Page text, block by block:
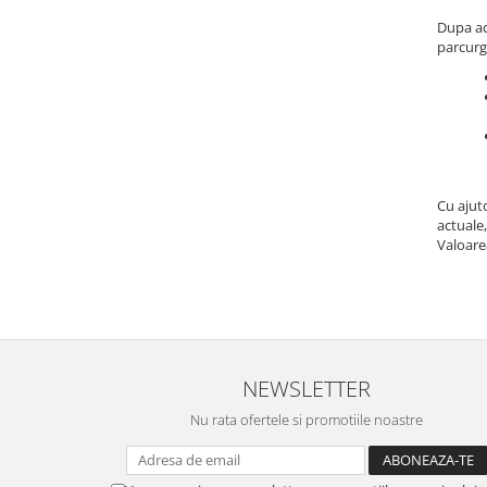
Dupa
Cu
NEWSLETTER
Nu rata ofertele si promotiile noastre